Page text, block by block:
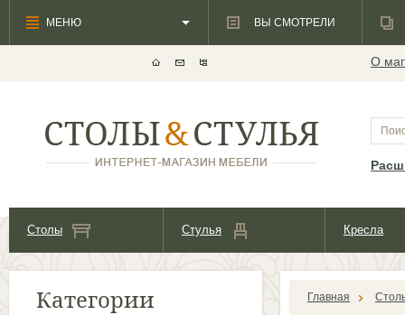
О
Столы Стулья Кресла
Категории Главная
МЕНЮ ВЫ СМОТРЕЛИ